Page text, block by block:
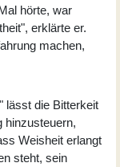
hörte, war
erklärte er.
machen,
lässt die Bitterkeit
hinzusteuern,
Weisheit erlangt
steht, sein